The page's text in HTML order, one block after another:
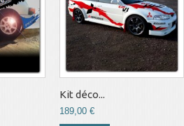
Kit déco...
189,00 €